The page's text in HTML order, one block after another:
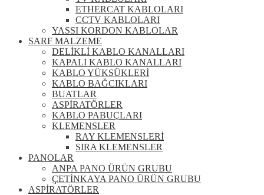
ETHERCAT KABLOLARI
CCTV KABLOLARI
YASSI KORDON KABLOLAR
SARF MALZEME
DELİKLİ KABLO KANALLARI
KAPALI KABLO KANALLARI
KABLO YÜKSÜKLERİ
KABLO BAĞCIKLARI
BUATLAR
ASPİRATÖRLER
KABLO PABUÇLARI
KLEMENSLER
RAY KLEMENSLERİ
SIRA KLEMENSLER
PANOLAR
ANPA PANO ÜRÜN GRUBU
ÇETİNKAYA PANO ÜRÜN GRUBU
ASPİRATÖRLER